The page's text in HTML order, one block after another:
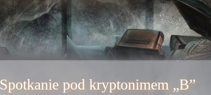
Spotkanie pod kryptonimem „B”